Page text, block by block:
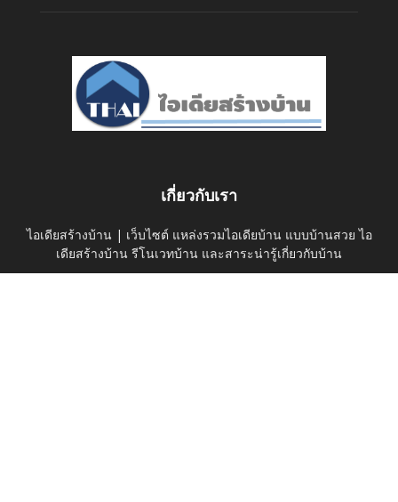
เกี่ยวกับเรา
ไอเดียสร้างบ้าน | เว็บไซต์ แหล่งรวมไอเดียบ้าน แบบบ้านสวย ไอ
เดียสร้างบ้าน รีโนเวทบ้าน และสาระน่ารู้เกี่ยวกับบ้าน